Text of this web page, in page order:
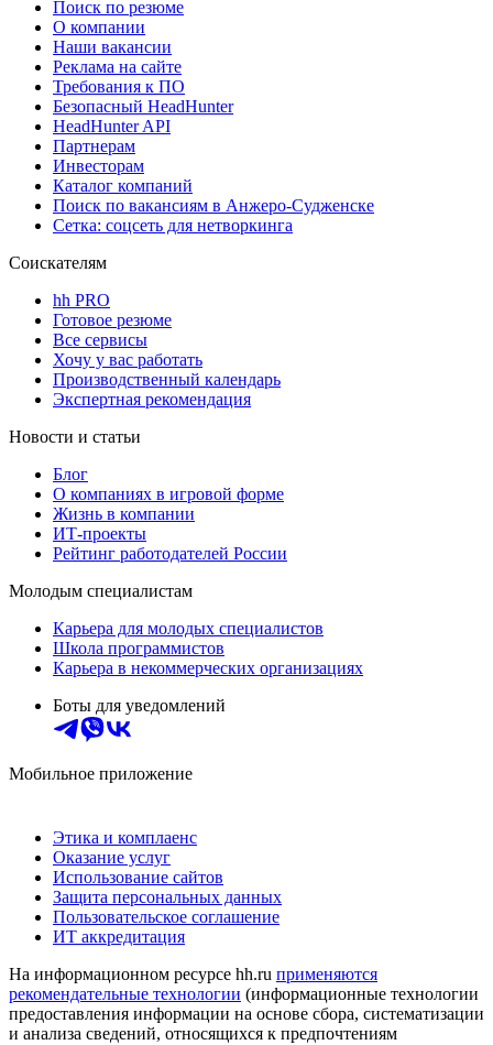
Поиск по резюме
О компании
Наши вакансии
Реклама на сайте
Требования к ПО
Безопасный HeadHunter
HeadHunter API
Партнерам
Инвесторам
Каталог компаний
Поиск по вакансиям в Анжеро-Судженске
Сетка: соцсеть для нетворкинга
Соискателям
hh PRO
Готовое резюме
Все сервисы
Хочу у вас работать
Производственный календарь
Экспертная рекомендация
Новости и статьи
Блог
О компаниях в игровой форме
Жизнь в компании
ИТ-проекты
Рейтинг работодателей России
Молодым специалистам
Карьера для молодых специалистов
Школа программистов
Карьера в некоммерческих организациях
Боты для уведомлений
Мобильное приложение
Этика и комплаенс
Оказание услуг
Использование сайтов
Защита персональных данных
Пользовательское соглашение
ИТ аккредитация
На информационном ресурсе hh.ru применяются
рекомендательные технологии (информационные технологии
предоставления информации на основе сбора, систематизации
и анализа сведений, относящихся к предпочтениям